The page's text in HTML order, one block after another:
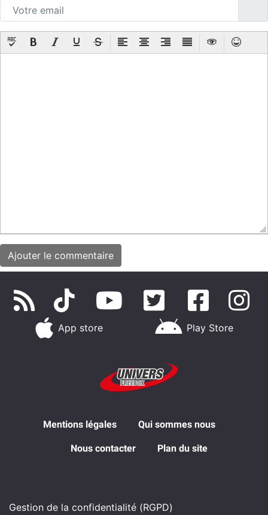
App store Play Store
Mentions légales Qui sommes nous
Nous contacter Plan du site
Gestion de la confidentialité (RGPD)